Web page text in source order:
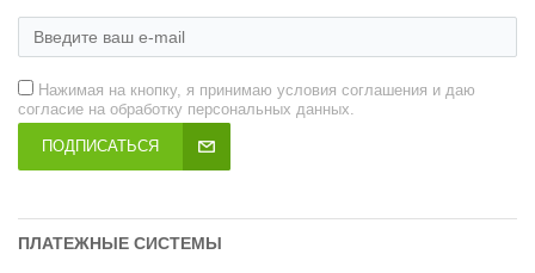
Нажимая на кнопку, я принимаю условия соглашения и даю
согласие на обработку персональных данных.
ПОДПИСАТЬСЯ
ПЛАТЕЖНЫЕ СИСТЕМЫ